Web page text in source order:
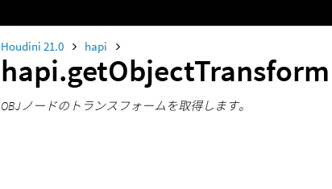
Houdini 21.0 hapi
hapi.getObjectTransform
OBJノードのトランスフォームを取得します。